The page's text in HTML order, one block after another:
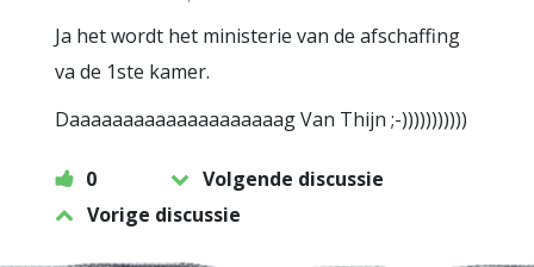
Ja het wordt het ministerie van de afschaffing
va de 1ste kamer.
Daaaaaaaaaaaaaaaaaaaag Van Thijn ;-)))))))))))
0
Volgende discussie
Vorige discussie